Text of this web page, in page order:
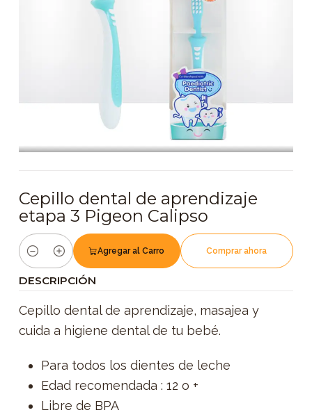
Cepillo dental de aprendizaje
etapa 3 Pigeon Calipso
Cantidad
Agregar al Carro Comprar ahora
DESCRIPCIÓN
Cepillo dental de aprendizaje, masajea y
cuida a higiene dental de tu bebé.
Para todos los dientes de leche
Edad recomendada : 12 o +
Libre de BPA